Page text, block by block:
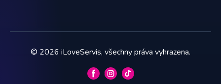
© 2026 iLoveServis, všechny práva vyhrazena.